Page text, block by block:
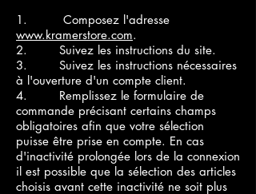
1. Composez l'adresse
www.kramerstore.com.
2. Suivez les instructions du site.
3. Suivez les instructions nécessaires
à l'ouverture d'un compte client.
4. Remplissez le formulaire de
commande précisant certains champs
obligatoires afin que votre sélection
puisse être prise en compte. En cas
d'inactivité prolongée lors de la connexion
il est possible que la sélection des articles
choisis avant cette inactivité ne soit plus